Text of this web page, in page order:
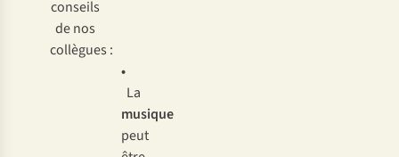
conseils
de nos
collègues :
•
La
musique
peut